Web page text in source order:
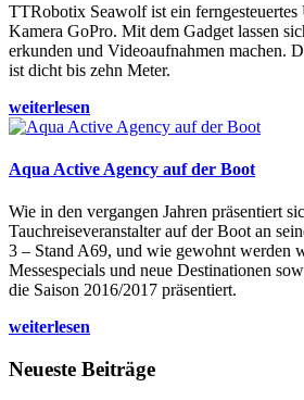
TTRobotix Seawolf ist ein
Kamera GoPro. Mit dem Gadget lassen
erkunden und Videoaufnahmen machen.
ist dicht bis zehn Meter.
weiterlesen
Aqua Active Agency auf der Boot
Wie in den vergangen Jahren präsentiert
Tauchreiseveranstalter auf der Boot an
3 – Stand A69, und wie gewohnt werden
Messespecials und neue Destinationen
die Saison 2016/2017 präsentiert.
weiterlesen
Neueste Beiträge